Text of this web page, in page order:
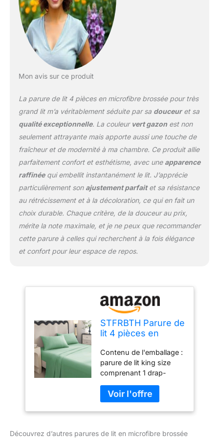
plusieurs lavages,
prolongeant la durée de
vie. Doux et confortable :
la surface du tissu lisse
d'origine est traitée pour
douceur et l'affinité de la
aux gens un toucher
chaud et confortable.
Entretien facile : le tissu
en microfibre est facile à
entretenir, il est plus
solide et plus résistant
que la soie, et ne
nécessite pas d'entretien
attentif. Vous avez juste
besoin de le mettre dans
le sac à linge et d'utiliser
la méthode de lavage en
machine à l'eau froide, ce
qui peut vous faire
seulement adaptés pour
un usage domestique,
mais également parfaits
comme cadeau pour des
vous assurer de vérifier
la taille avant d'acheter.
Mon avis sur ce produit
La parure de lit 4 pièces en microfibre brossée pour très
grand lit m’a véritablement séduite par sa douceuret sa
qualité exceptionnelle. La couleur vert gazonest non
seulement attrayante mais apporte aussi une touche de
fraîcheur et de modernité à ma chambre. Ce produit allie
parfaitement confort et esthétisme, avec une apparence
raffinéequi embellit instantanément le lit. J’apprécie
particulièrement son ajustement parfaitet sa résistance
au rétrécissement et à la décoloration, ce qui en fait un
choix durable. Chaque critère, de la douceur au prix,
mérite la note maximale, et je ne peux que recommander
cette parure à celles qui recherchent à la fois élégance
et confort pour leur espace de repos.
STFRBTH Parure de
lit 4 pièces en
pour très grand lit,
douce, respirante,
résistante au
rétrécissement et à
la décoloration, vert
gazon
Contenu de l'emballage :
parure de lit king size
comprenant 1 drap-
cm, 1 drap plat de 259,1
x 266,7 cm et 2 taies
d'oreiller de 50,8 x 101,6
tissu est spécialement
Découvrez d’autres parures de lit en microfibre brossée